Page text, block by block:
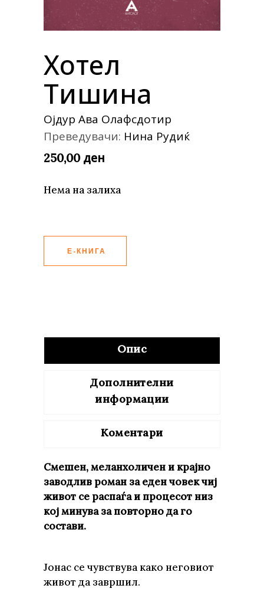
Хотел
Тишина
Ојдур Ава Олафсдотир
Преведувачи: Нина Рудиќ
250,00 ден
Нема на залиха
Е-КНИГА
Опис
Дополнителни
информации
Коментари
Смешен, меланхоличен и крајно
заводлив роман за еден човек чиј
живот се распаѓа и процесот низ
кој минува за повторно да го
состави.
Јонас се чувствува како неговиот
живот да завршил.